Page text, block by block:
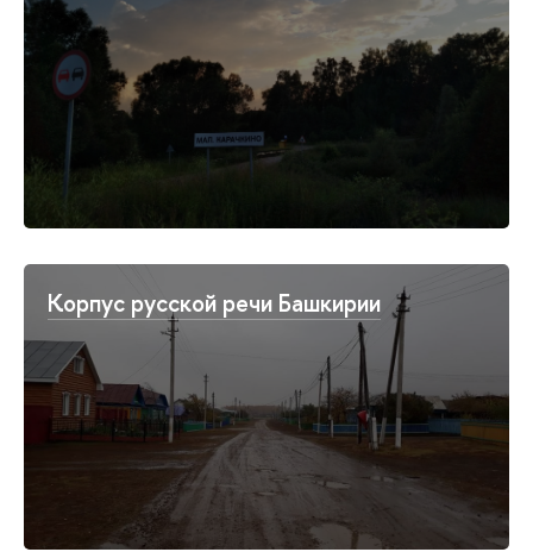
Корпус русской речи Башкирии